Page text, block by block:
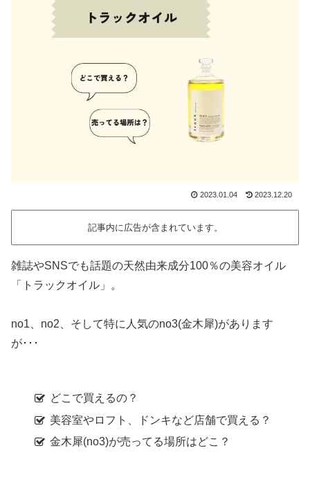
2023.01.04 2023.12.20
記事内に広告が含まれています。
雑誌やSNSでも話題の天然由来成分100％の美容オイル
「トラックオイル」。
no1、no2、そして特に人気のno3(金木犀)があります
が･･･
どこで買えるの？
美容室やロフト、ドンキなど店舗で買える？
金木犀(no3)が売ってる場所はどこ？